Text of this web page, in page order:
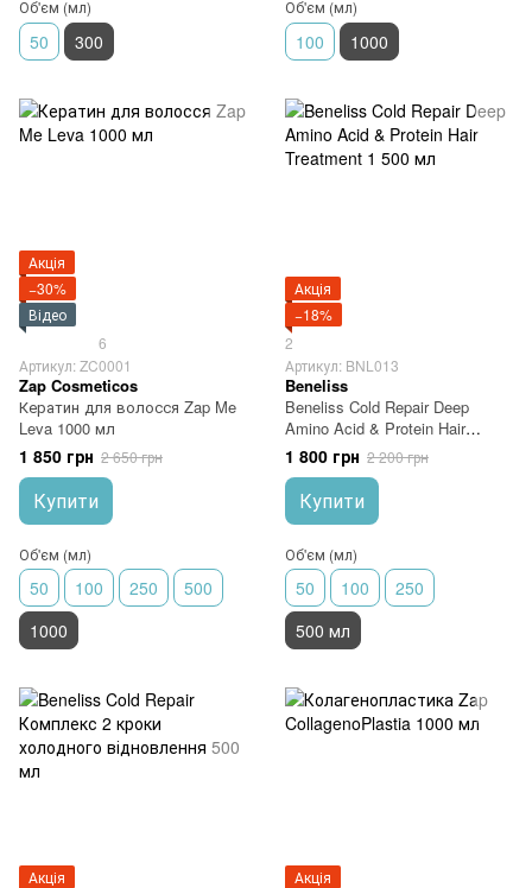
Об'єм (мл)
50 300
Об'єм (мл)
100 1000
Акція
−30%
Відео
6
Артикул: ZC0001
Zap Cosmeticos
Кератин для волосся Zap Me
Leva 1000 мл
1 850 грн 2 650 грн
Купити
Об'єм (мл)
50 100 250
500
1000
Акція
−18%
2
Артикул: BNL013
Beneliss
Beneliss Cold Repair Deep
Amino Acid & Protein Hair
Treatment 1 500 мл
1 800 грн 2 200 грн
Купити
Об'єм (мл)
50 100
250
500 мл
Акція
Акція